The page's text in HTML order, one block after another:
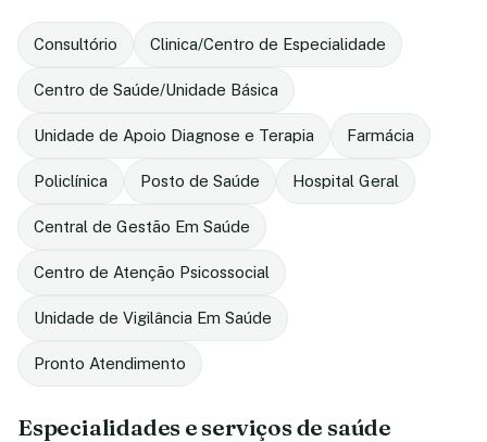
Consultório Clinica/Centro de Especialidade
Centro de Saúde/Unidade Básica
Unidade de Apoio Diagnose e Terapia Farmácia
Policlínica Posto de Saúde Hospital Geral
Central de Gestão Em Saúde
Centro de Atenção Psicossocial
Unidade de Vigilância Em Saúde
Pronto Atendimento
Especialidades e serviços de saúde